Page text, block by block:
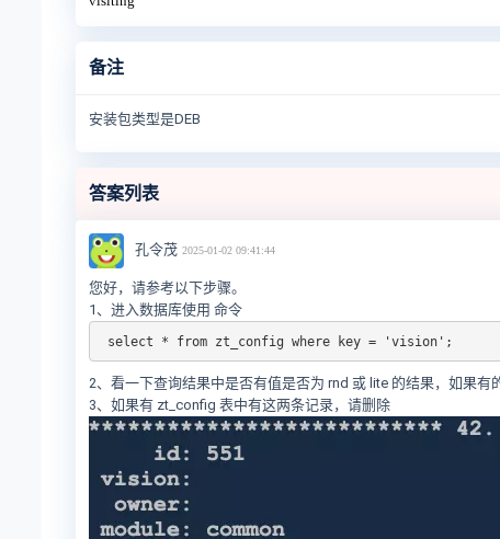
备注
安装包类型是DEB
答案列表
孔令茂 2025-01-02 09:41:44
您好，请参考以下步骤。
1、进入数据库使用 命令
select * from zt_config where key = 'vision';
2、看一下查询结果中是否有值是否为 rnd 或 lite 的结果，如果有
3、如果有 zt_config 表中有这两条记录，请删除